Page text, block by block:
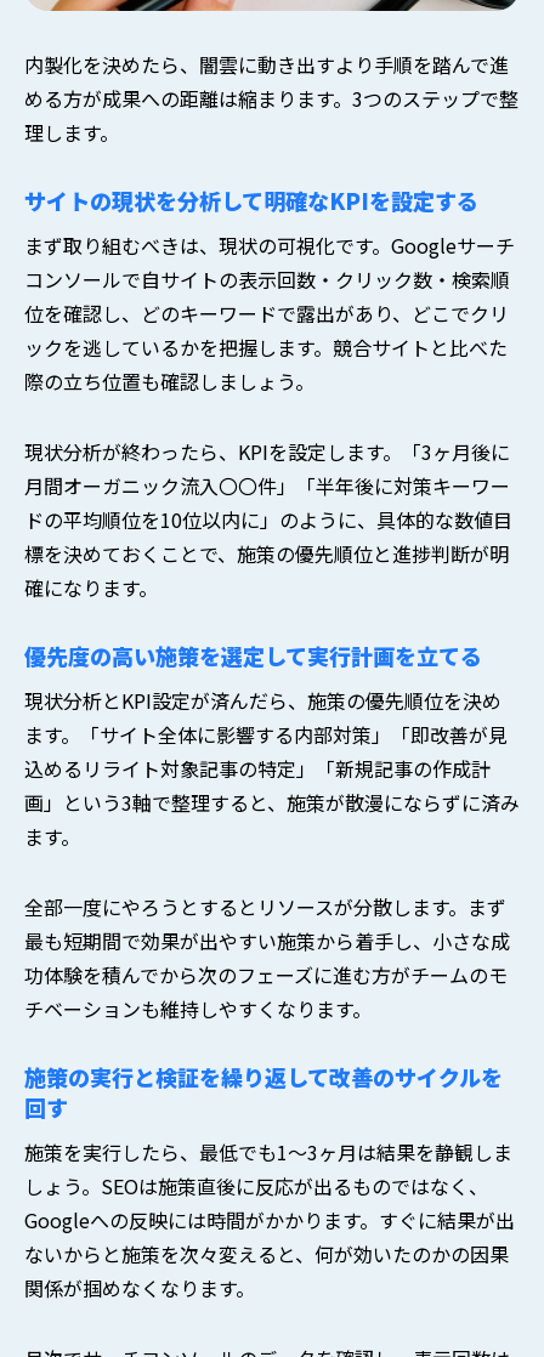
内製化を決めたら、闇雲に動き出すより手順を踏んで進
める方が成果への距離は縮まります。3つのステップで整
理します。
サイトの現状を分析して明確なKPIを設定する
まず取り組むべきは、現状の可視化です。Googleサーチ
コンソールで自サイトの表示回数・クリック数・検索順
位を確認し、どのキーワードで露出があり、どこでクリ
ックを逃しているかを把握します。競合サイトと比べた
際の立ち位置も確認しましょう。
現状分析が終わったら、KPIを設定します。「3ヶ月後に
月間オーガニック流入〇〇件」「半年後に対策キーワー
ドの平均順位を10位以内に」のように、具体的な数値目
標を決めておくことで、施策の優先順位と進捗判断が明
確になります。
優先度の高い施策を選定して実行計画を立てる
現状分析とKPI設定が済んだら、施策の優先順位を決め
ます。「サイト全体に影響する内部対策」「即改善が見
込めるリライト対象記事の特定」「新規記事の作成計
画」という3軸で整理すると、施策が散漫にならずに済み
ます。
全部一度にやろうとするとリソースが分散します。まず
最も短期間で効果が出やすい施策から着手し、小さな成
功体験を積んでから次のフェーズに進む方がチームのモ
チベーションも維持しやすくなります。
施策の実行と検証を繰り返して改善のサイクルを
回す
施策を実行したら、最低でも1〜3ヶ月は結果を静観しま
しょう。SEOは施策直後に反応が出るものではなく、
Googleへの反映には時間がかかります。すぐに結果が出
ないからと施策を次々変えると、何が効いたのかの因果
関係が掴めなくなります。